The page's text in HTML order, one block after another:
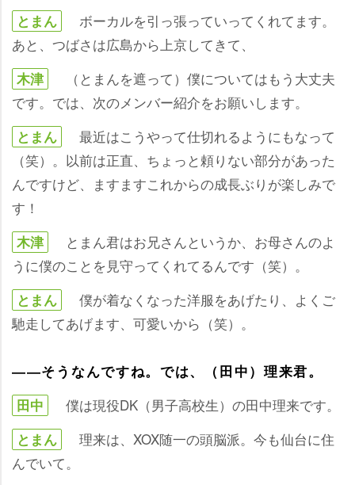
とまん
ボーカルを引っ張っていってくれてます。
あと、つばさは広島から上京してきて、
木津
（とまんを遮って）僕についてはもう大丈夫
です。では、次のメンバー紹介をお願いします。
とまん
最近はこうやって仕切れるようにもなって
（笑）。以前は正直、ちょっと頼りない部分があった
んですけど、ますますこれからの成長ぶりが楽しみで
す！
木津
とまん君はお兄さんというか、お母さんのよ
うに僕のことを見守ってくれてるんです（笑）。
とまん
僕が着なくなった洋服をあげたり、よくご
馳走してあげます、可愛いから（笑）。
――そうなんですね。では、（田中）理来君。
田中
僕は現役DK（男子高校生）の田中理来です。
とまん
理来は、XOX随一の頭脳派。今も仙台に住
んでいて。